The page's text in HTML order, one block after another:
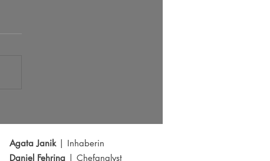
Agata Janik| Inhaberin
Daniel Fehring | Chefanalyst